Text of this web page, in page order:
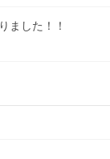
ました！！